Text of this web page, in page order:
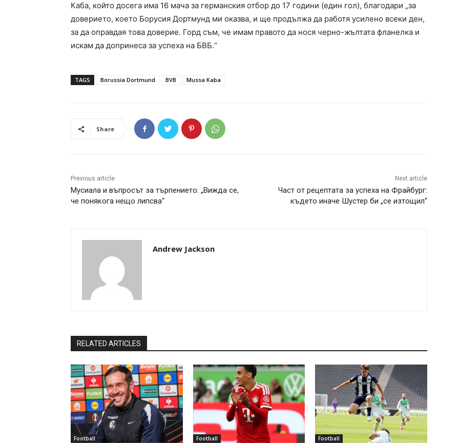
Каба, който досега има 16 мача за германския отбор до 17 години (един гол), благодари „за
доверието, което Борусия Дортмунд ми оказва, и ще продължа да работя усилено всеки ден,
за да оправдая това доверие. Горд съм, че имам правото да нося черно-жълтата фланелка и
искам да допринеса за успеха на БВБ.“
TAGS Borussia Dortmund BVB Mussa Kaba
Share
Previous article
Мусиала и въпросът за търпението: „Вижда се,
че понякога нещо липсва“
Next article
Част от рецептата за успеха на Фрайбург:
където иначе Шустер би „се изтощил“
Andrew Jackson
RELATED ARTICLES
Football Football Football